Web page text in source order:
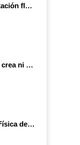
"Coheté": ¡Levitación flamígera!
La energía ni se crea ni se destruye... ¡se experimenta! El Tierno en la Feria Madrid es Ciencia 2026
El Gabinete de Física del IES Enrique Tierno Galván de Parla (Curso 25-26)